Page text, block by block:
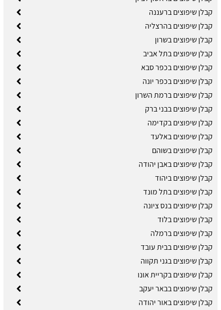
קבלן שיפוצים ברעננה
קבלן שיפוצים בהרצליה
קבלן שיפוצים בשרון
קבלן שיפוצים בתל אביב
קבלן שיפוצים בכפר סבא
קבלן שיפוצים בכפר יונה
קבלן שיפוצים ברמת השרון
קבלן שיפוצים בבני ברק
קבלן שיפוצים בקדימה
קבלן שיפוצים באלעד
קבלן שיפוצים בשוהם
קבלן שיפוצים באבן יהודה
קבלן שיפוצים ביהוד
קבלן שיפוצים בתל מונד
קבלן שיפוצים בנס ציונה
קבלן שיפוצים בלוד
קבלן שיפוצים ברמלה
קבלן שיפוצים בבית עובד
קבלן שיפוצים בגני תקווה
קבלן שיפוצים בקריית אונו
קבלן שיפוצים בבאר יעקב
קבלן שיפוצים באור יהודה